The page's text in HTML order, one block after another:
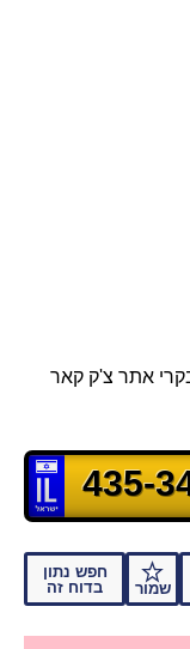
אתר צ'ק קאר
שמור
חפש נתון
בדוח זה
435-